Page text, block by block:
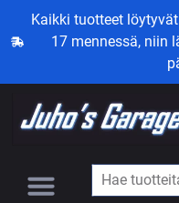
Kaikki tuotteet
17 mennessä, niin